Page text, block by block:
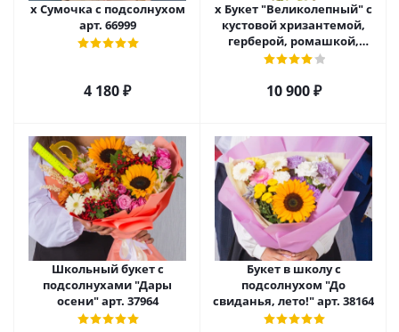
х Сумочка с подсолнухом
арт. 66999
4 180₽
х Букет "Великолепный" с
кустовой хризантемой,
герберой, ромашкой,
альстромерией и
10 900₽
Школьный букет с
подсолнухами "Дары
осени" арт. 37964
Букет в школу с
подсолнухом "До
свиданья, лето!" арт. 38164